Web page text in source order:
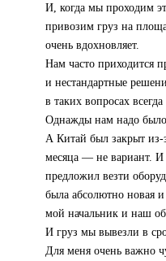
И, когда мы проходим
привозим груз на
очень вдохновляет.
Нам часто приходится
и нестандартные
в таких вопросах
Однажды нам надо было
А Китай был закрыт
месяца — не вариант. И
предложил везти
была абсолютно новая
мой начальник и наш
И груз мы вывезли в
Для меня очень важно